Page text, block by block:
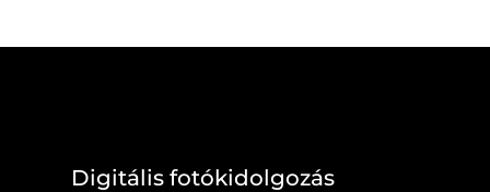
Digitális fotókidolgozás